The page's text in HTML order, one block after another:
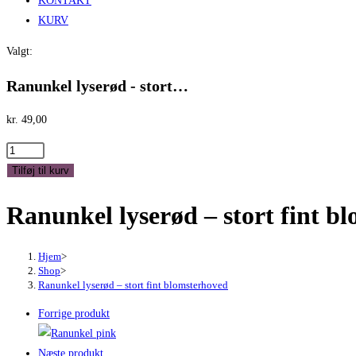
KURV
Valgt:
Ranunkel lyserød - stort…
kr. 49,00
Ranunkel
lyserød
stort
Tilføj til kurv
Ranunkel lyserød – stort fint
Hjem>
Shop>
Ranunkel lyserød – stort fint blomsterhoved
Forrige produkt
Næste produkt